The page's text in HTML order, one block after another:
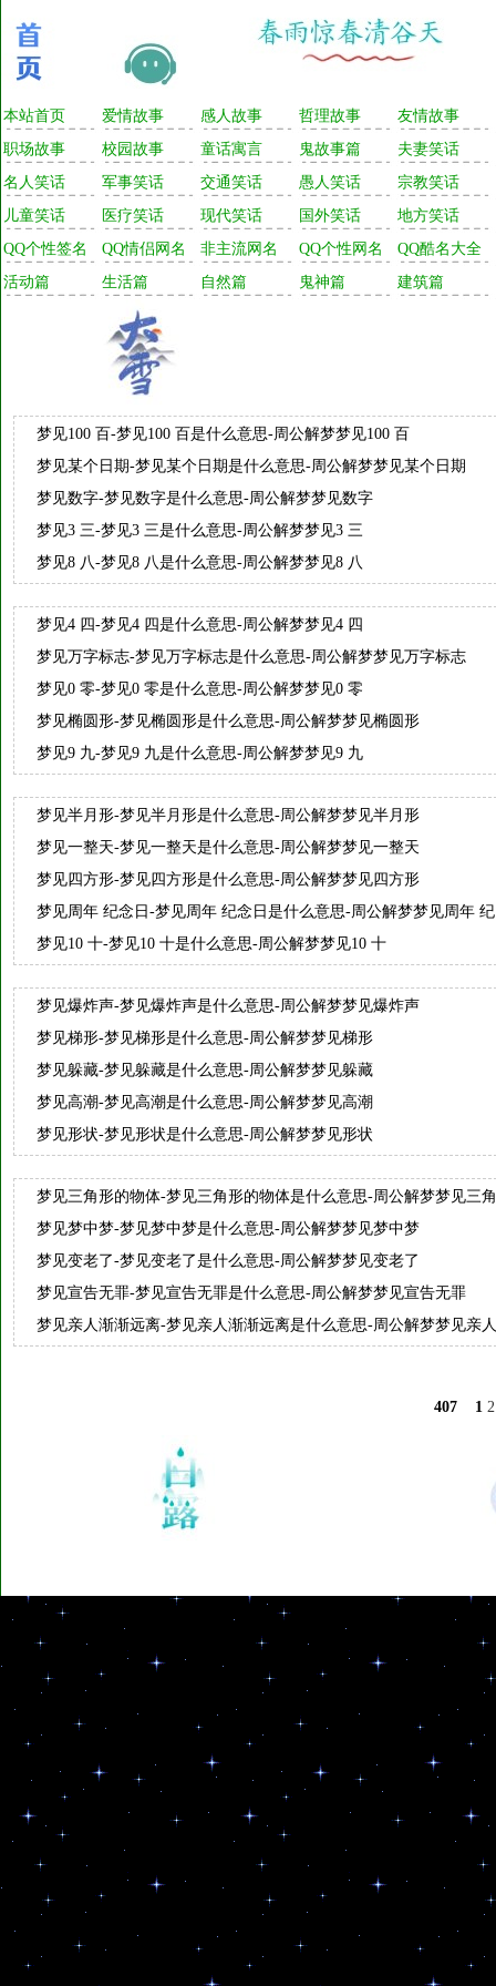
本站首页 爱情故事 感人故事 哲理故事
友情故事
职场故事
校园故事 童话寓言 鬼故事篇
夫妻笑话
名人笑话
军事笑话 交通笑话 愚人笑话
宗教笑话
儿童笑话
医疗笑话 现代笑话 国外笑话
地方笑话
QQ个性签名
QQ情侣网名 非主流网名 QQ个性网名
QQ酷名大全
活动篇
生活篇 自然篇 鬼神篇 建筑篇
梦见100 百-梦见100 百是什么意思-周公解梦梦见100 百
梦见某个日期-梦见某个日期是什么意思-周公解梦梦见某个日期
梦见数字-梦见数字是什么意思-周公解梦梦见数字
梦见3 三-梦见3 三是什么意思-周公解梦梦见3 三
梦见8 八-梦见8 八是什么意思-周公解梦梦见8 八
梦见4 四-梦见4 四是什么意思-周公解梦梦见4 四
梦见万字标志-梦见万字标志是什么意思-周公解梦梦见万字标志
梦见0 零-梦见0 零是什么意思-周公解梦梦见0 零
梦见椭圆形-梦见椭圆形是什么意思-周公解梦梦见椭圆形
梦见9 九-梦见9 九是什么意思-周公解梦梦见9 九
梦见半月形-梦见半月形是什么意思-周公解梦梦见半月形
梦见一整天-梦见一整天是什么意思-周公解梦梦见一整天
梦见四方形-梦见四方形是什么意思-周公解梦梦见四方形
梦见周年 纪念日-梦见周年 纪念日是什么意思-周公解梦梦见周年 纪
念日梦见10 十-梦见10 十是什么意思-周公解梦梦见10 十
梦见爆炸声-梦见爆炸声是什么意思-周公解梦梦见爆炸声
梦见梯形-梦见梯形是什么意思-周公解梦梦见梯形
梦见躲藏-梦见躲藏是什么意思-周公解梦梦见躲藏
梦见高潮-梦见高潮是什么意思-周公解梦梦见高潮
梦见形状-梦见形状是什么意思-周公解梦梦见形状
梦见三角形的物体-梦见三角形的物体是什么意思-周公解梦梦见三角
形的物体
梦见梦中梦-梦见梦中梦是什么意思-周公解梦梦见梦中梦
梦见变老了-梦见变老了是什么意思-周公解梦梦见变老了
梦见宣告无罪-梦见宣告无罪是什么意思-周公解梦梦见宣告无罪
梦见亲人渐渐远离-梦见亲人渐渐远离是什么意思-周公解梦梦见亲人
407 1 2